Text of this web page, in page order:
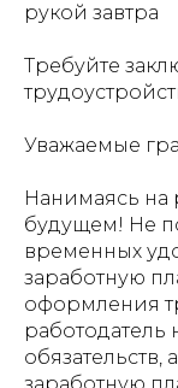
рукой завтра
Требуйте
Уважаемые
Нанимаясь на
будущем! Не
временных
заработную
оформления
работодатель
обязательств,